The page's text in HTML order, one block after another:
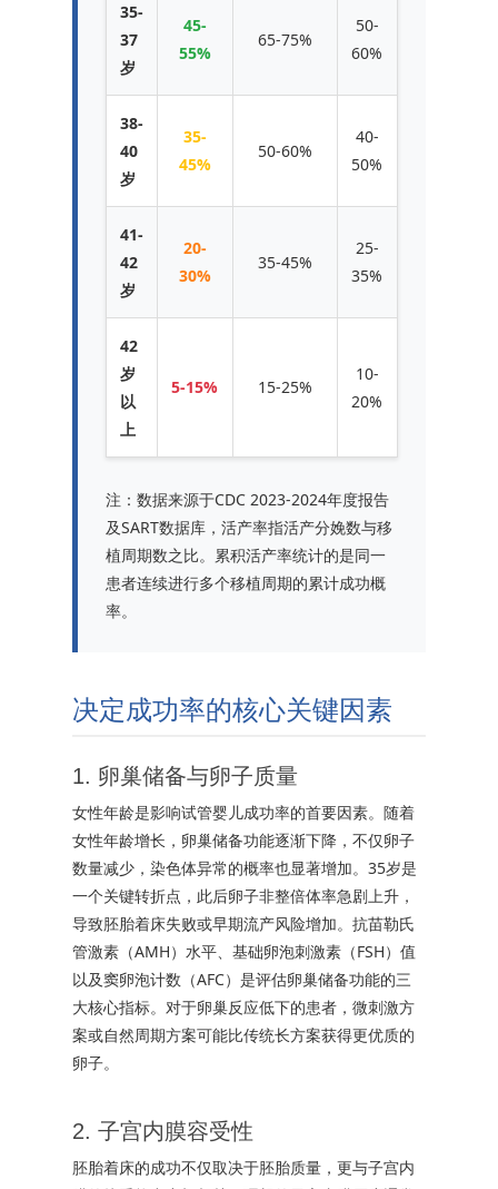
35-
37
岁
45-
55%
65-75%
50-
60%
38-
40
岁
35-
45%
50-60%
40-
50%
41-
42
岁
20-
30%
35-45%
25-
35%
42
岁
以
上
5-15% 15-25%
10-
20%
注：数据来源于CDC 2023-2024年度报告
及SART数据库，活产率指活产分娩数与移
植周期数之比。累积活产率统计的是同一
患者连续进行多个移植周期的累计成功概
率。
决定成功率的核心关键因素
1. 卵巢储备与卵子质量
女性年龄是影响试管婴儿成功率的首要因素。随着
女性年龄增长，卵巢储备功能逐渐下降，不仅卵子
数量减少，染色体异常的概率也显著增加。35岁是
一个关键转折点，此后卵子非整倍体率急剧上升，
导致胚胎着床失败或早期流产风险增加。抗苗勒氏
管激素（AMH）水平、基础卵泡刺激素（FSH）值
以及窦卵泡计数（AFC）是评估卵巢储备功能的三
大核心指标。对于卵巢反应低下的患者，微刺激方
案或自然周期方案可能比传统长方案获得更优质的
卵子。
2. 子宫内膜容受性
胚胎着床的成功不仅取决于胚胎质量，更与子宫内